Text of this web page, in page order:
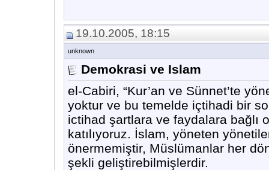
19.10.2005, 18:15
unknown
Demokrasi ve Islam
el-Cabiri, “Kur’an ve Sünnet’te
yoktur ve bu temelde içtihadi bir
ictihad şartlara ve faydalara bağlı
katılıyoruz. İslam, yöneten
önermemiştir, Müslümanlar her
şekli geliştirebilmişlerdir.